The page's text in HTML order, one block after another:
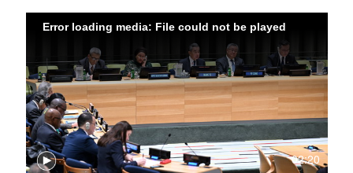
02:20
Error loading media: File could not be played